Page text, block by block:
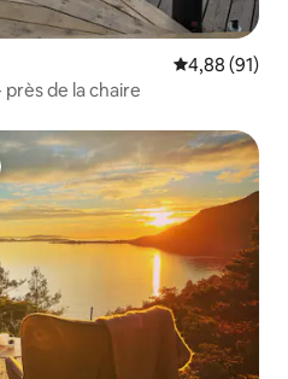
Note
4,88 (91)
de la chaire